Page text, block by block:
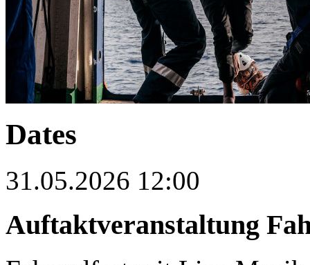
Dates
31.05.2026 12:00
Auftaktveranstaltung